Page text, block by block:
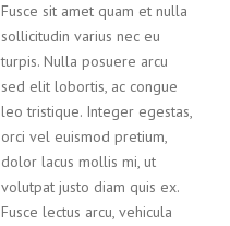
Fusce sit amet quam et nulla
sollicitudin varius nec eu
turpis. Nulla posuere arcu
sed elit lobortis, ac congue
leo tristique. Integer egestas,
orci vel euismod pretium,
dolor lacus mollis mi, ut
volutpat justo diam quis ex.
Fusce lectus arcu, vehicula